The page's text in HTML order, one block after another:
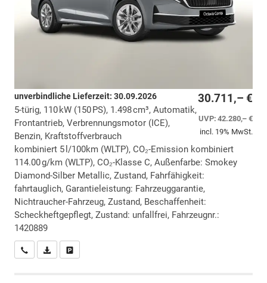
30.711,– €
UVP:42.280,– €
incl. 19% MwSt.
unverbindliche Lieferzeit: 30.09.2026
5-türig, 110 kW (150 PS), 1.498 cm³, Automatik,
Frontantrieb, Verbrennungsmotor (ICE),
Benzin, Kraftstoffverbrauch
kombiniert 5 l/100km (WLTP), CO₂-Emission kombiniert
114.00 g/km (WLTP), CO₂-Klasse C, Außenfarbe: Smokey
Diamond-Silber Metallic, Zustand, Fahrfähigkeit:
fahrtauglich, Garantieleistung: Fahrzeuggarantie,
Nichtraucher-Fahrzeug, Zustand, Beschaffenheit:
Scheckheftgepflegt, Zustand: unfallfrei, Fahrzeugnr.:
1420889
Wir rufen Sie anPDF-Datei, Fahrzeugexposé drucken